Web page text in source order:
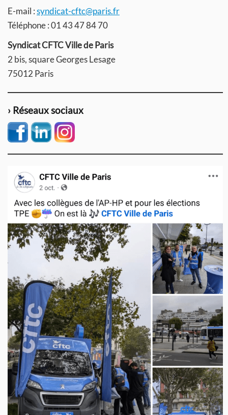
E-mail :syndicat-cftc@paris.fr
Téléphone : 01 43 47 84 70
Syndicat CFTC Ville de Paris
2 bis, square Georges Lesage
75012 Paris
› Réseaux sociaux